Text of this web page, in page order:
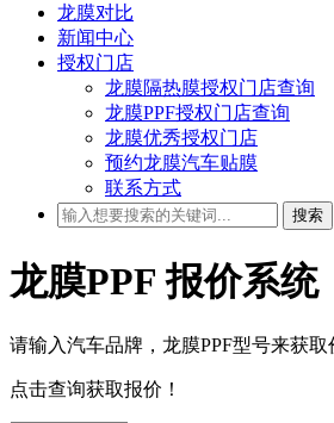
龙膜对比
新闻中心
授权门店
龙膜隔热膜授权门店查询
龙膜PPF授权门店查询
龙膜优秀授权门店
预约龙膜汽车贴膜
联系方式
搜索
龙膜PPF报价系统
请输入汽车品牌，龙膜PPF型号来获取
点击查询获取报价！